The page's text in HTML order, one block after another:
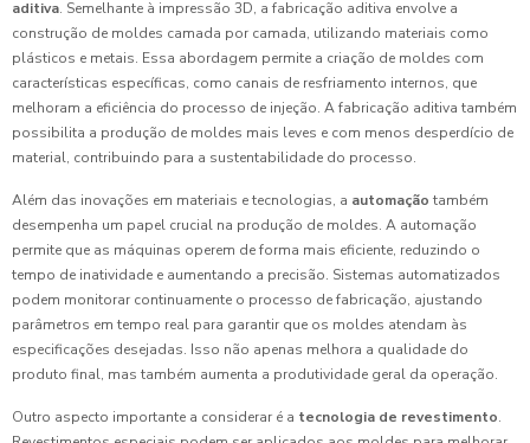
aditiva. Semelhante à impressão 3D, a fabricação aditiva envolve a
construção de moldes camada por camada, utilizando materiais como
plásticos e metais. Essa abordagem permite a criação de moldes com
características específicas, como canais de resfriamento internos, que
melhoram a eficiência do processo de injeção. A fabricação aditiva também
possibilita a produção de moldes mais leves e com menos desperdício de
material, contribuindo para a sustentabilidade do processo.
Além das inovações em materiais e tecnologias, a automação também
desempenha um papel crucial na produção de moldes. A automação
permite que as máquinas operem de forma mais eficiente, reduzindo o
tempo de inatividade e aumentando a precisão. Sistemas automatizados
podem monitorar continuamente o processo de fabricação, ajustando
parâmetros em tempo real para garantir que os moldes atendam às
especificações desejadas. Isso não apenas melhora a qualidade do
produto final, mas também aumenta a produtividade geral da operação.
Outro aspecto importante a considerar é a tecnologia de revestimento.